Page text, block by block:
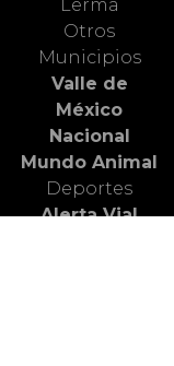
Lerma
Otros
Municipios
Valle de
México
Nacional
Mundo Animal
Deportes
Alerta Vial